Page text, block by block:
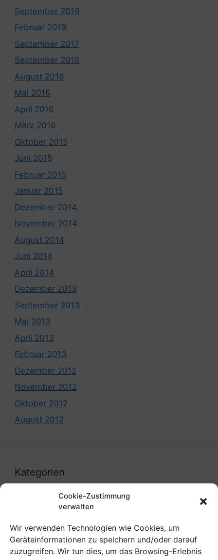
Cookie-Zustimmung
verwalten
Wir verwenden Technologien wie Cookies, um
Geräteinformationen zu speichern und/oder darauf
zuzugreifen. Wir tun dies, um das Browsing-Erlebnis
September 2019
Februar 2019
September 2017
September 2016
August 2016
Mai 2016
April 2016
März 2016
Oktober 2015
Juni 2015
Februar 2015
Januar 2015
Dezember 2014
November 2014
August 2014
Juni 2014
April 2014
Dezember 2013
September 2013
Mai 2013
April 2013
Februar 2013
Dezember 2012
November 2012
Oktober 2012
August 2012
Kategorien
coronavirus